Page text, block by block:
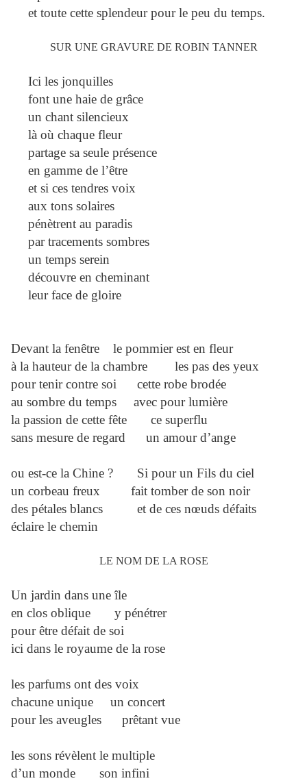
et toute cette splendeur pour le peu du temps.
SUR UNE GRAVURE DE ROBIN TANNER
Ici les jonquilles
font une haie de grâce
un chant silencieux
là où chaque fleur
partage sa seule présence
en gamme de l’être
et si ces tendres voix
aux tons solaires
pénètrent au paradis
par tracements sombres
un temps serein
découvre en cheminant
leur face de gloire
Devant la fenêtre le pommier est en fleur
à la hauteur de la chambre les pas des yeux
pour tenir contre soi cette robe brodée
au sombre du temps avec pour lumière
la passion de cette fête ce superflu
sans mesure de regard un amour d’ange
ou est-ce la Chine ? Si pour un Fils du ciel
un corbeau freux fait tomber de son noir
des pétales blancs et de ces nœuds défaits
éclaire le chemin
LE NOM DE LA ROSE
Un jardin dans une île
en clos oblique y pénétrer
pour être défait de soi
ici dans le royaume de la rose
les parfums ont des voix
chacune unique un concert
pour les aveugles prêtant vue
les sons révèlent le multiple
d’un monde son infini